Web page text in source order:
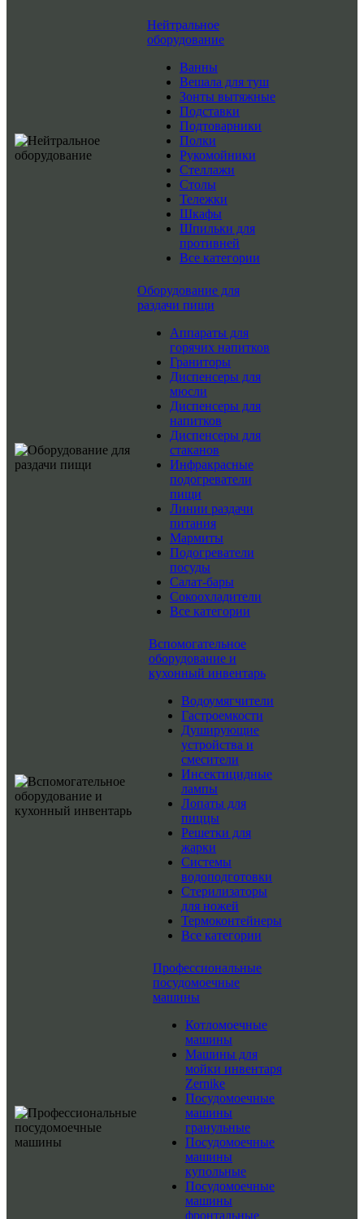
Нейтральное
оборудование
Ванны
Вешала для туш
Зонты вытяжные
Подставки
Подтоварники
Полки
Рукомойники
Стеллажи
Столы
Тележки
Шкафы
Шпильки для
противней
Все категории
Оборудование для
раздачи пищи
Аппараты для
горячих напитков
Граниторы
Диспенсеры для
мюсли
Диспенсеры для
напитков
Диспенсеры для
стаканов
Инфракрасные
подогреватели
пищи
Линии раздачи
питания
Мармиты
Подогреватели
посуды
Салат-бары
Сокоохладители
Все категории
Вспомогательное
оборудование и
кухонный инвентарь
Водоумягчители
Гастроемкости
Душирующие
устройства и
смесители
Инсектицидные
лампы
Лопаты для
пиццы
Решетки для
жарки
Системы
водоподготовки
Стерилизаторы
для ножей
Термоконтейнеры
Все категории
Профессиональные
посудомоечные
машины
Котломоечные
машины
Машины для
мойки инвентаря
Zernike
Посудомоечные
машины
гранульные
Посудомоечные
машины
купольные
Посудомоечные
машины
фронтальные